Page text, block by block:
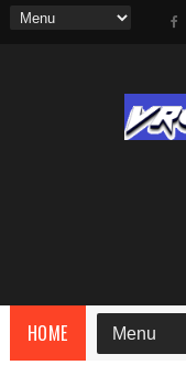
HOME